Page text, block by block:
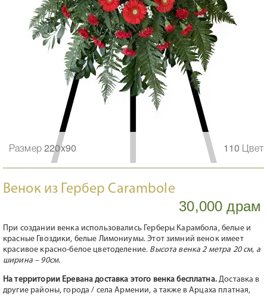
Размер 220x90 110
Венок из Гербер Carambole
30,000 драм
При создании венка использовались Герберы Карамбола, белые и
красные Гвоздики, белые Лимониумы. Этот зимний венок имеет
красивое красно-белое цветоделение. Высота венка 2 метра 20 см, а
ширина – 90см.
На территории Еревана доставка этого венка бесплатна.Доставка в
другие районы, города / села Армении, а также в Арцаха платная,